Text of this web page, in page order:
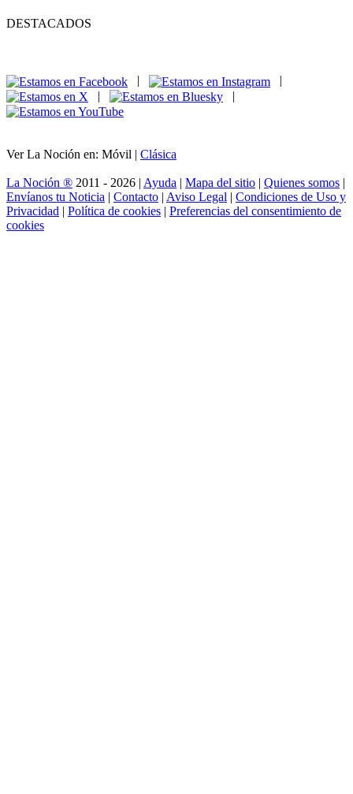
DESTACADOS
|
|
Ver La Noción en: Móvil | Clásica
La Noción ® 2011 - 2026 | Ayuda | Mapa del sitio | Quienes somos |
Envíanos tu Noticia | Contacto | Aviso Legal | Condiciones de Uso y
Privacidad | Política de cookies | Preferencias del consentimiento de
cookies